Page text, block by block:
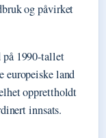
og påvirket
på 1990-tallet
europeiske land
opprettholdt
innsats.